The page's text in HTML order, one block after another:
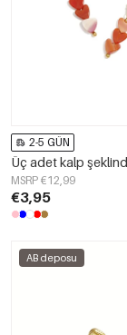
2-5 GÜN
MSRP €12,99
€3,95
AB deposu